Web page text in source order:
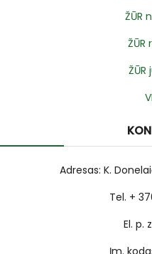
ŽŪR
ŽŪR
ŽŪR
Adresas: K.
Tel. +
El. p.
Įm.